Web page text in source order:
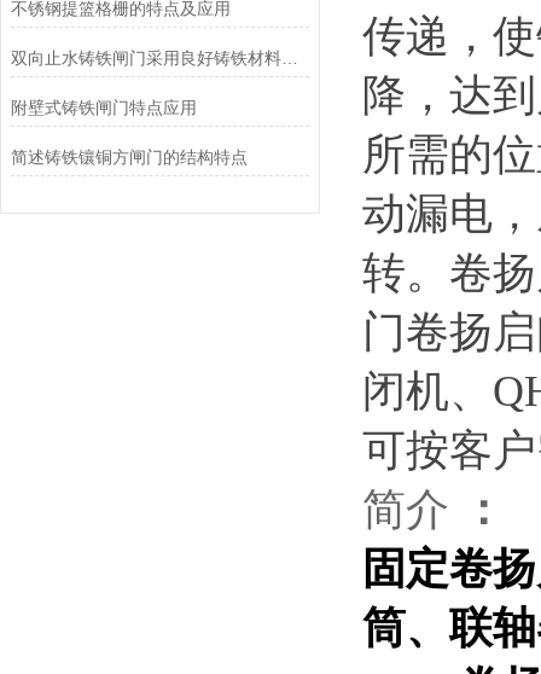
不锈钢提篮格栅的特点及应用
双向止水铸铁闸门采用良好铸铁材料制造
附壁式铸铁闸门特点应用
简述铸铁镶铜方闸门的结构特点
传递，
降，达
所需的
动漏电
转。 卷
门卷扬
闭机、
可按客
简介 ：
固定卷
筒、联